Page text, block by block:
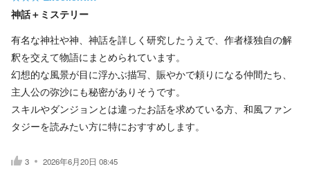
神話＋ミステリー
有名な神社や神、神話を詳しく研究したうえで、作者様独自の解
釈を交えて物語にまとめられています。
幻想的な風景が目に浮かぶ描写、賑やかで頼りになる仲間たち、
主人公の弥沙にも秘密がありそうです。
スキルやダンジョンとは違ったお話を求めている方、和風ファン
タジーを読みたい方に特におすすめします。
3 2026年6月20日 08:45